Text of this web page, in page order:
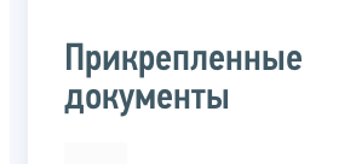
Прикрепленные
документы